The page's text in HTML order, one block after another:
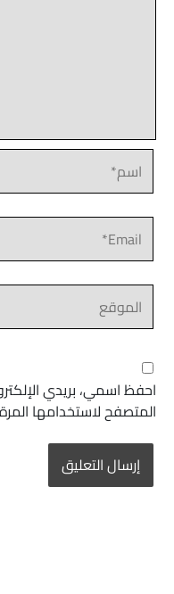
اسم*
Email*
الموقع
احفظ اسمي، بريدي
المتصفح لاستخدامها